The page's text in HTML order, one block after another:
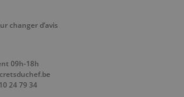
changer d’avis
09h-18h
24 79 34